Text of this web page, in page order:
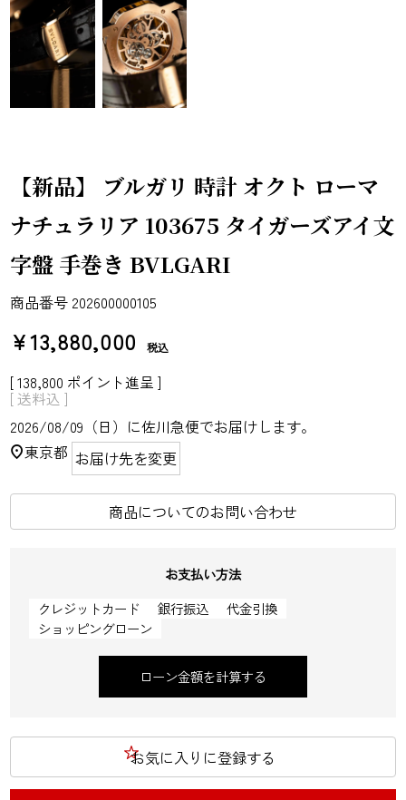
【新品】 ブルガリ 時計 オクト ローマ
ナチュラリア 103675 タイガーズアイ文
字盤 手巻き BVLGARI
商品番号 202600000105
¥13,880,000 税込
[138,800 ポイント進呈 ]
送料込
2026/08/09（日） に佐川急便でお届けします。
東京都 お届け先を変更
商品についてのお問い合わせ
お支払い方法
クレジットカード
銀行振込
代金引換
ショッピングローン
ローン金額を計算する
お気に入りに登録する